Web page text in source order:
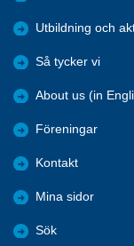
Utbildning och
Så tycker vi
About us (in
Föreningar
Kontakt
Mina sidor
Sök